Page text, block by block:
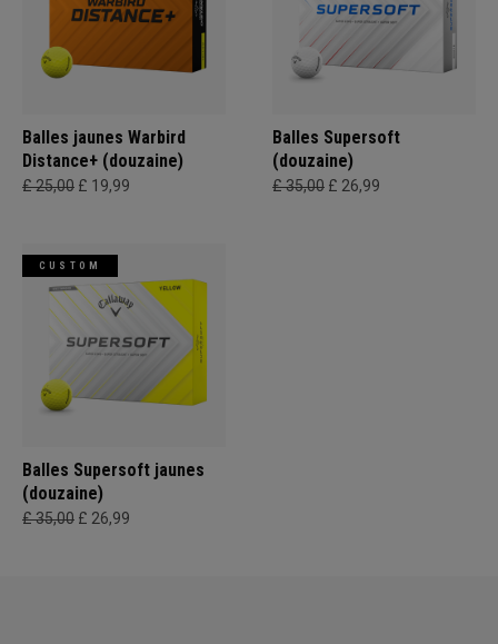
Balles jaunes Warbird
Distance+ (douzaine)
£ 25,00 £ 19,99
Balles Supersoft
(douzaine)
£ 35,00 £ 26,99
CUSTOM
Balles Supersoft jaunes
(douzaine)
£ 35,00 £ 26,99